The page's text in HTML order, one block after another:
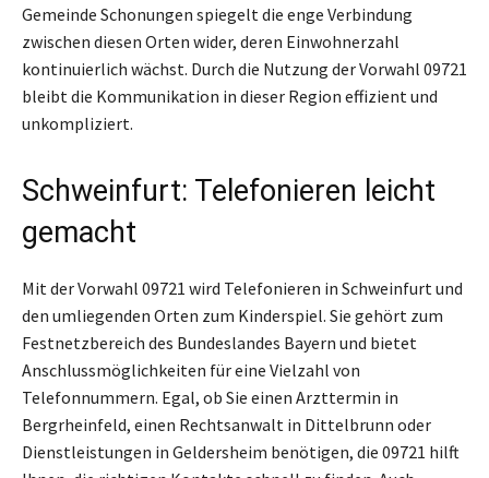
Gemeinde Schonungen spiegelt die enge Verbindung
zwischen diesen Orten wider, deren Einwohnerzahl
kontinuierlich wächst. Durch die Nutzung der Vorwahl 09721
bleibt die Kommunikation in dieser Region effizient und
unkompliziert.
Schweinfurt: Telefonieren leicht
gemacht
Mit der Vorwahl 09721 wird Telefonieren in Schweinfurt und
den umliegenden Orten zum Kinderspiel. Sie gehört zum
Festnetzbereich des Bundeslandes Bayern und bietet
Anschlussmöglichkeiten für eine Vielzahl von
Telefonnummern. Egal, ob Sie einen Arzttermin in
Bergrheinfeld, einen Rechtsanwalt in Dittelbrunn oder
Dienstleistungen in Geldersheim benötigen, die 09721 hilft